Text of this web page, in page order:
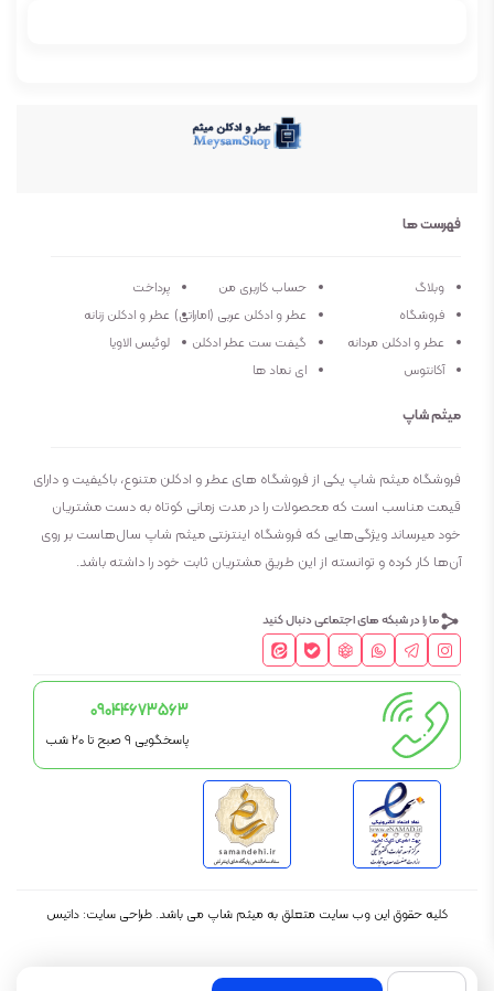
نوع عطر
فصل
ماندگاری متوسط
فهرست ها
وبلاگ حساب کاربری من
پرداخت
فروشگاه
عطر و ادکلن عربی (اماراتی) عطر و ادکلن زنانه
عطر و ادکلن مردانه
گیفت ست عطر ادکلن
لوئیس الاویا
آکانتوس
ای نماد ها
میثم شاپ
فروشگاه میثم شاپ یکی از فروشگاه های عطر و ادکلن متنوع، باکیفیت و دارای
قیمت مناسب است که محصولات را در مدت زمانی کوتاه به دست مشتریان
خود میرساند ویژگی‌هایی که فروشگاه اینترنتی میثم شاپ سال‌هاست بر روی
آن‌ها کار کرده و توانسته از این طریق مشتریان ثابت خود را داشته باشد.
ما را در شبکه های اجتماعی دنبال کنید
09044673563
پاسخگویی 9 صبح تا 20 شب
کلیه حقوق این وب سایت متعلق به میثم شاپ می باشد. طراحی سایت: داتیس